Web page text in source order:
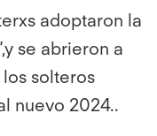
adoptaron la
se abrieron a
los solteros
nuevo 2024..